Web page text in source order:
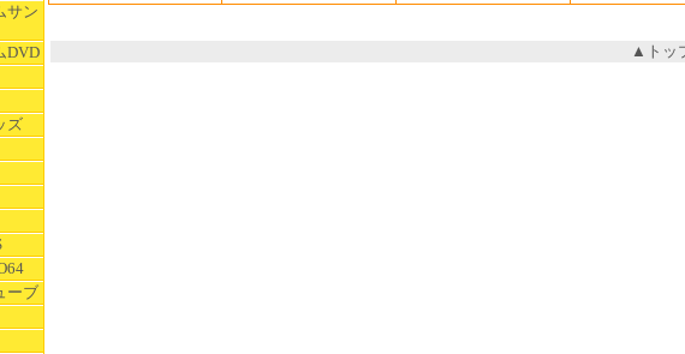
サン
DVD
ズ
ーブ
▲トッ